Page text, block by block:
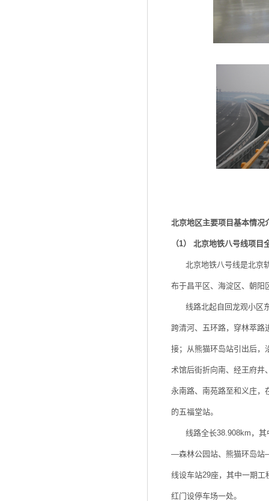
北京地区主要项目基本情况
（1） 北京地铁八号线项目
北京地铁八号线是北京轨
布于昌平区、海淀区、朝阳
线路北起自回龙观小区东
跨清河、五环路，穿林萃路
接；从熊猫环岛站引出后，
术馆后街折向南、经王府井
永南路、南苑路至和义庄，
的五福堂站。
线路全长38.908km，其
—森林公园站、熊猫环岛站
线设车站29座，其中一期
红门设停车场一处。